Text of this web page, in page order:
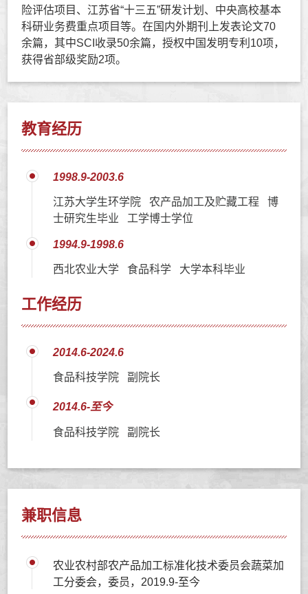
险评估项目、江苏省“十三五”研发计划、中央高校基本
科研业务费重点项目等。在国内外期刊上发表论文70
余篇，其中SCI收录50余篇，授权中国发明专利10项，
获得省部级奖励2项。
教育经历
1998.9-2003.6
江苏大学生环学院 农产品加工及贮藏工程 博
士研究生毕业 工学博士学位
1994.9-1998.6
西北农业大学 食品科学 大学本科毕业
工作经历
2014.6-2024.6
食品科技学院 副院长
2014.6-至今
食品科技学院 副院长
兼职信息
农业农村部农产品加工标准化技术委员会蔬菜加
工分委会，委员，2019.9-至今